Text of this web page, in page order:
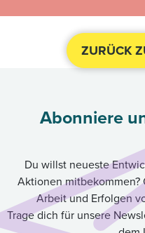
ZURÜCK
Abonniere
Du willst neueste
Aktionen
Arbeit und Erfolgen
Trage dich für unsere